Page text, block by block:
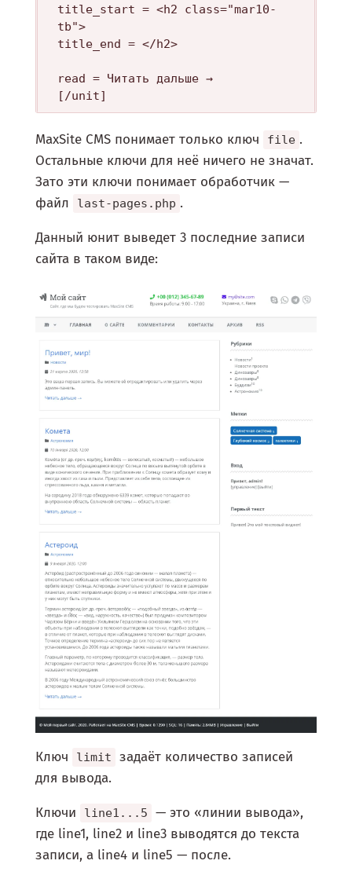
title_start = <h2 class="mar10-
tb">
title_end = </h2>
read = Читать дальше →
MaxSite CMS понимает только ключ file .
Остальные ключи для неё ничего не значат.
Зато эти ключи понимает обработчик —
файл
last-pages.php .
Данный юнит выведет 3 последние записи
сайта в таком виде:
Ключ limit
задаёт количество записей
для вывода.
Ключи line1...5
— это «линии вывода»,
где line1, line2 и line3 выводятся до текста
записи, а line4 и line5 — после.